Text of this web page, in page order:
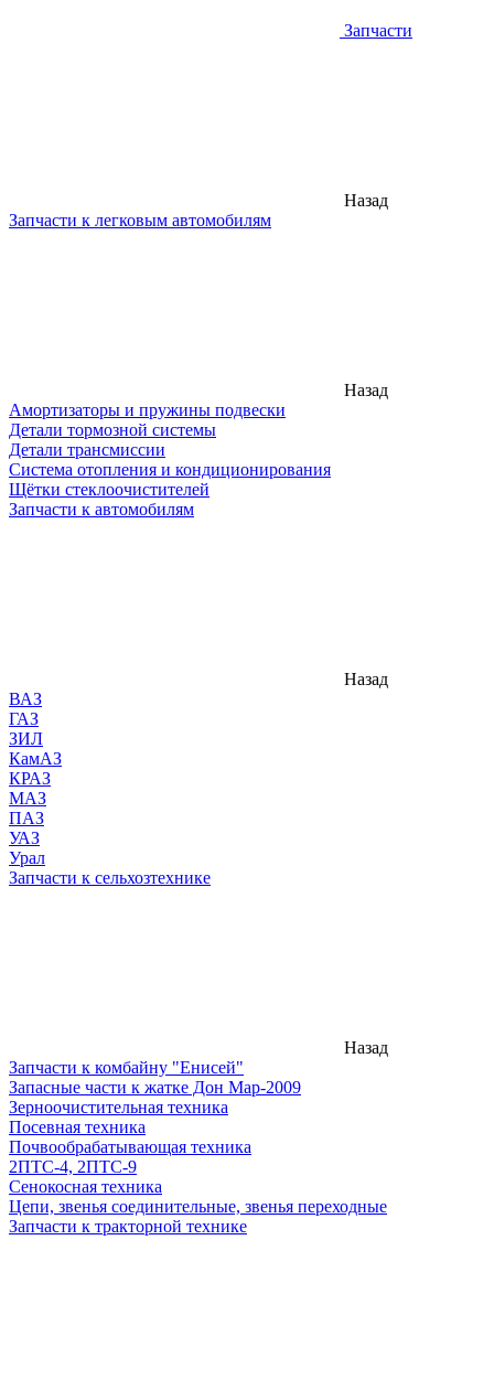
Запчасти
Назад
Запчасти к легковым автомобилям
Назад
Амортизаторы и пружины подвески
Детали тормозной системы
Детали трансмиссии
Система отопления и кондиционирования
Щётки стеклоочистителей
Запчасти к автомобилям
Назад
ВАЗ
ГАЗ
ЗИЛ
КамАЗ
КРАЗ
МАЗ
ПАЗ
УАЗ
Урал
Запчасти к сельхозтехнике
Назад
Запчасти к комбайну "Енисей"
Запасные части к жатке Дон Мар-2009
Зерноочистительная техника
Посевная техника
Почвообрабатывающая техника
2ПТС-4, 2ПТС-9
Сенокосная техника
Цепи, звенья соединительные, звенья переходные
Запчасти к тракторной технике